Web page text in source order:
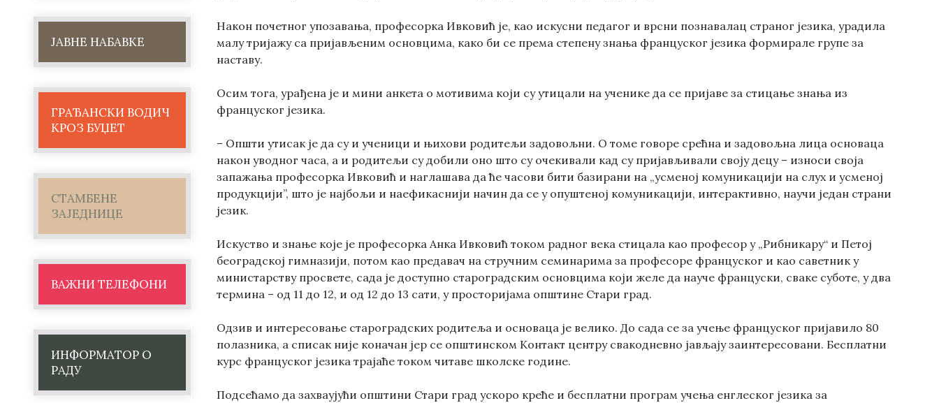
ЈАВНЕ НАБАВКЕ
ГРАЂАНСКИ ВОДИЧ
КРОЗ БУЏЕТ
СТАМБЕНЕ
ЗАЈЕДНИЦЕ
ВАЖНИ ТЕЛЕФОНИ
ИНФОРМАТОР О
РАДУ
Након почетног упозавања, професорка Ивковић је, као искусни педагог и врсни познавалац страног језика, урадила
малу тријажу са пријављеним основцима, како би се према степену знања француског језика формирале групе за
наставу.
Осим тога, урађена је и мини анкета о мотивима који су утицали на ученике да се пријаве за стицање знања из
француског језика.
– Општи утисак је да су и ученици и њихови родитељи задовољни. О томе говоре срећна и задовољна лица основаца
након уводног часа, а и родитељи су добили оно што су очекивали кад су пријављивали своју децу – износи своја
запажања професорка Ивковић и наглашава да ће часови бити базирани на „усменој комуникацији на слух и усменој
продукцији”, што је најбољи и наефикаснији начин да се у опуштеној комуникацији, интерактивно, научи један страни
језик.
Искуство и знање које је професорка Анка Ивковић током радног века стицала као професор у „Рибникару“ и Петој
београдској гимназији, потом као предавач на стручним семинарима за професоре француског и као саветник у
министарству просвете, сада је доступно староградским основцима који желе да науче француски, сваке суботе, у два
термина – од 11 до 12, и од 12 до 13 сати, у просторијама општине Стари град.
Одзив и интересовање староградских родитеља и основаца је велико. До сада се за учење француског пријавило 80
полазника, а списак није коначан јер се општинском Контакт центру свакодневно јављају заинтересовани. Бесплатни
курс француског језика трајаће током читаве школске године.
Подсећамо да захваујући општини Стари град ускоро креће и бесплатни програм учења енглеског језика за